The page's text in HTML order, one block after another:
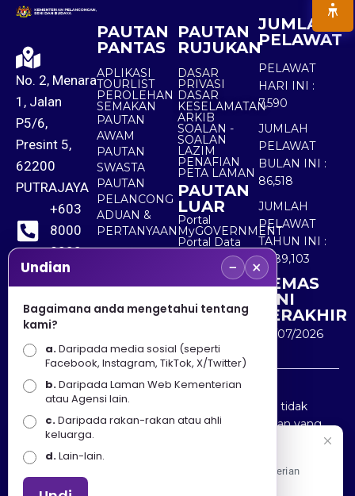
No. 2, Menara
1, Jalan
P5/6,
Presint 5,
62200
PUTRAJAYA
+603
8000
8000
+603
8891
7100
PAUTAN
PANTAS
APLIKASI
TOURLIST
PEROLEHAN
SEMAKAN
PAUTAN
AWAM
PAUTAN
SWASTA
PAUTAN
PELANCONG
ADUAN &
PERTANYAAN
PAUTAN
RUJUKAN
DASAR
PRIVASI
DASAR
KESELAMATAN
ARKIB
SOALAN -
SOALAN
LAZIM
PENAFIAN
PETA LAMAN
PAUTAN
LUAR
Portal
MyGOVERNMENT
Portal Data
Terbuka
Sektor Awam
JUMLAH
PELAWAT
PELAWAT
HARI INI :
7,590
JUMLAH
PELAWAT
BULAN INI :
86,518
JUMLAH
PELAWAT
TAHUN INI :
5,489,103
KEMAS
KINI
TERAKHIR
30/07/2026
Penafian : Kerajaan Malaysia dan Kementerian
Pelancongan Seni dan Budaya (MOTAC) adalah tidak
bertanggungjawab atas kehilangan atau kerugian yang
disebabkan oleh penggunaan mana-mana maklumat
yang diperolehi dari portal ini.
Undian − ×
Bagaimana anda mengetahui tentang
kami?
a.Daripada media sosial (seperti
Facebook, Instagram, TikTok, X/Twitter)
b.Daripada Laman Web Kementerian
atau Agensi lain.
c.Daripada rakan-rakan atau ahli
keluarga.
d.Lain-lain.
Apa Khabar! Selamat datang ke Portal Rasmi Kementerian
Pelancongan, Seni dan Budaya